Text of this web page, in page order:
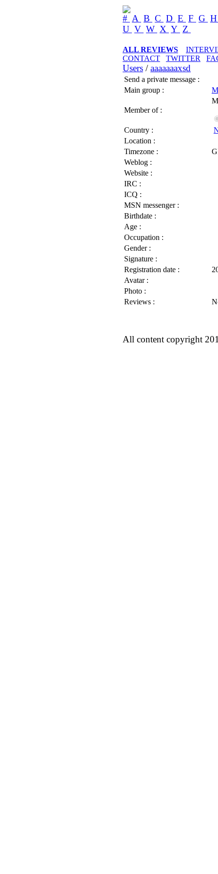
# A B C D E F G
U V W X Y Z
ALL REVIEWS
CONTACT
TWITTER
Users /aaaaaaaxsd
Send a private message :
Main group :
Member of :
Country :
Location :
Timezone :
Weblog :
Website :
IRC :
ICQ :
MSN messenger :
Birthdate :
Age :
Occupation :
Gender :
Signature :
Registration date :
Avatar :
Photo :
Reviews :
All content copyright